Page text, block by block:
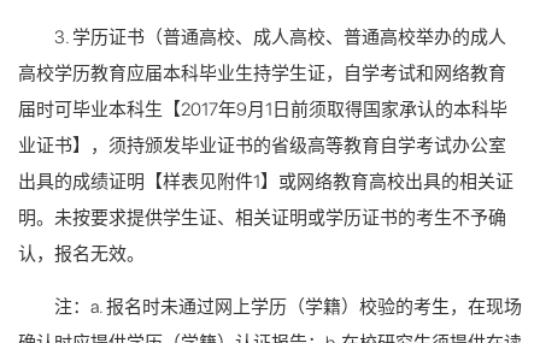
3. 学历证书（普通高校、成人高校、普通高校举办的成人
高校学历教育应届本科毕业生持学生证，自学考试和网络教育
届时可毕业本科生【2017年9月1日前须取得国家承认的本科毕
业证书】，须持颁发毕业证书的省级高等教育自学考试办公室
出具的成绩证明【样表见附件1】或网络教育高校出具的相关证
明。未按要求提供学生证、相关证明或学历证书的考生不予确
认，报名无效。
注：a. 报名时未通过网上学历（学籍）校验的考生，在现场